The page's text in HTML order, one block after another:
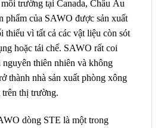
trường tại Canada, Châu Âu
phẩm của SAWO được sản xuất
thiểu vì tất cả các vật liệu còn sót
hoặc tái chế. SAWO rất coi
thiên nhiên và không
thành nhà sản xuất phòng xông
thị trường.
dòng STE là một trong